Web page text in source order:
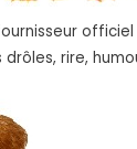
drôles, rire,